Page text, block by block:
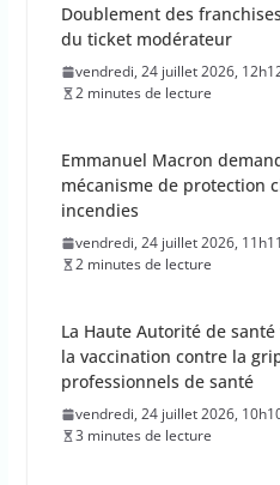
Doublement des
du ticket modérateur
vendredi, 24 juillet 2026,
2 minutes de lecture
Emmanuel Macron
mécanisme de protection
incendies
vendredi, 24 juillet 2026,
2 minutes de lecture
La Haute Autorité de
la vaccination contre la
professionnels de santé
vendredi, 24 juillet 2026,
3 minutes de lecture